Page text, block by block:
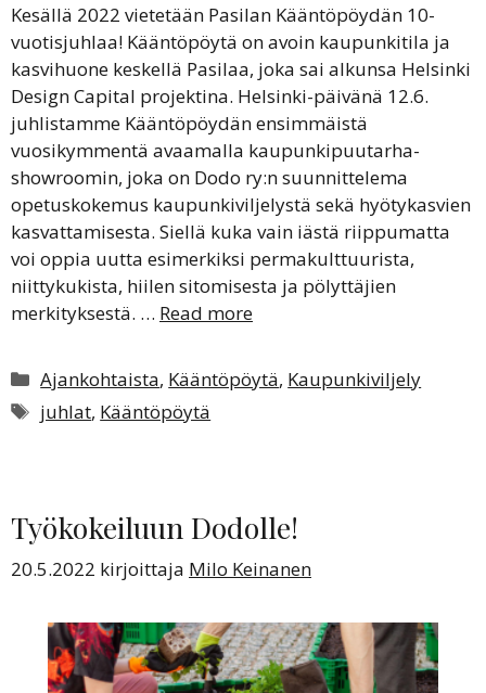
Kesällä 2022 vietetään Pasilan Kääntöpöydän 10-
vuotisjuhlaa! Kääntöpöytä on avoin kaupunkitila ja
kasvihuone keskellä Pasilaa, joka sai alkunsa Helsinki
Design Capital projektina. Helsinki-päivänä 12.6.
juhlistamme Kääntöpöydän ensimmäistä
vuosikymmentä avaamalla kaupunkipuutarha-
showroomin, joka on Dodo ry:n suunnittelema
opetuskokemus kaupunkiviljelystä sekä hyötykasvien
kasvattamisesta. Siellä kuka vain iästä riippumatta
voi oppia uutta esimerkiksi permakulttuurista,
niittykukista, hiilen sitomisesta ja pölyttäjien
merkityksestä. … Read more
Kategoriat
Ajankohtaista, Kääntöpöytä, Kaupunkiviljely
Avainsanat
juhlat, Kääntöpöytä
Työkokeiluun Dodolle!
20.5.2022 kirjoittaja Milo Keinanen